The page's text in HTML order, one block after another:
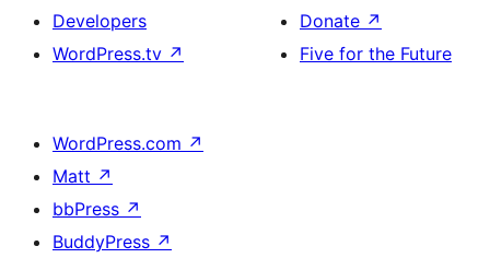
Developers
WordPress.tv ↗
Donate ↗
Five for the Future
WordPress.com ↗
Matt ↗
bbPress ↗
BuddyPress ↗